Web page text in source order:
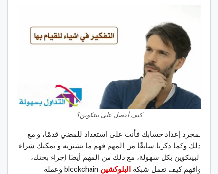
كيف أحصل على بيتكوين؟
بمجرد إعداد حسابك فأنت على استعداد للمضي قدمًا، و مع
ذلك وكما ذكرنا سابقًا من المهم فهم ما تشتريه و يمكنك شراء
البيتكوين بكل سهولة، مع ذلك من المهم أيضًا إجراء بحثك،
وافهم كيف تعمل شبكة البلوكشين
blockchain وعملة